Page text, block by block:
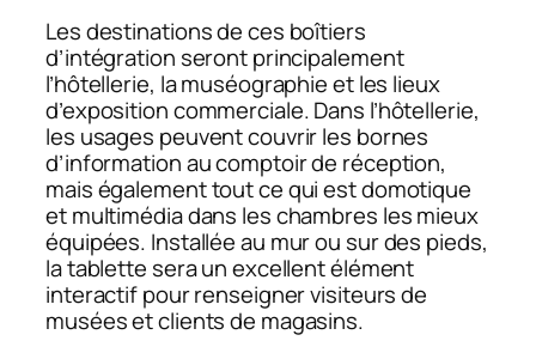
Les destinations de ces boîtiers
d’intégration seront principalement
l’hôtellerie, la muséographie et les lieux
d’exposition commerciale. Dans l’hôtellerie,
les usages peuvent couvrir les bornes
d’information au comptoir de réception,
mais également tout ce qui est domotique
et multimédia dans les chambres les mieux
équipées. Installée au mur ou sur des pieds,
la tablette sera un excellent élément
interactif pour renseigner visiteurs de
musées et clients de magasins.